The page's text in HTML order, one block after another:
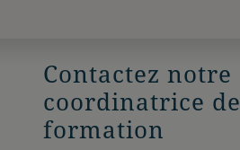
Contactez notre
coordinatrice de
formation